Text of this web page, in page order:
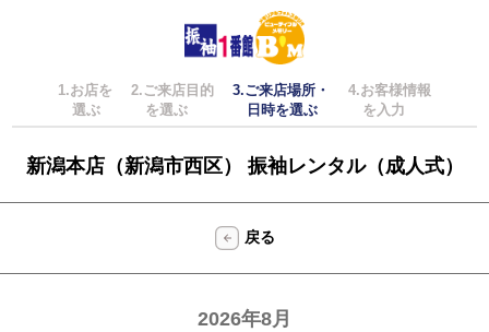
1.お店を
選ぶ
2.ご来店目的
を選ぶ
3.ご来店場所・
日時を選ぶ
4.お客様情報
を入力
新潟本店（新潟市西区） 振袖レンタル（成人式）
戻る
2026年8月